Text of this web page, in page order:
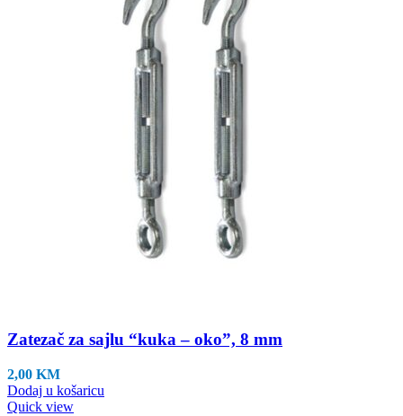
Zatezač za sajlu “kuka – oko”, 8 mm
2,00 KM
Dodaj u košaricu
Quick view